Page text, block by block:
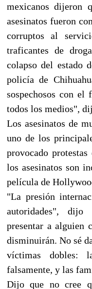
mexicanos dijeron
asesinatos fueron
corruptos al
traficantes de
colapso del estado
policía de
sospechosos con
todos los medios",
Los asesinatos de
uno de los
provocado
los asesinatos son
película de
"La presión
autoridades",
presentar a alguien
disminuirán. No sé
víctimas dobles:
falsamente, y las
Dijo que no cree